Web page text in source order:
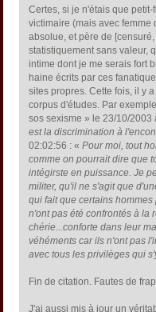
Certes, si je n'étais que
victimaire (mais avec femme
absolue, et père de
statistiquement sans valeur,
intime dont je me serais fort
haine écrits par ces
sites propres. Cette fois, il y
corpus d'études. Par
sos sexisme » le 23/10/
est la discrimination à
02:02:56 : «Pour moi, tout
comme on pourrait dire que
intégirste en puissance. Je
militer, qu'il ne s'agit que
qui fait que certains
n'ont pas été confrontés à la
chérie...conforte dans leur
véhéments car ils n'ont pas
avec tous les privilèges qui
Fin de citation. Fautes de
J'ai aussi mis à jour un